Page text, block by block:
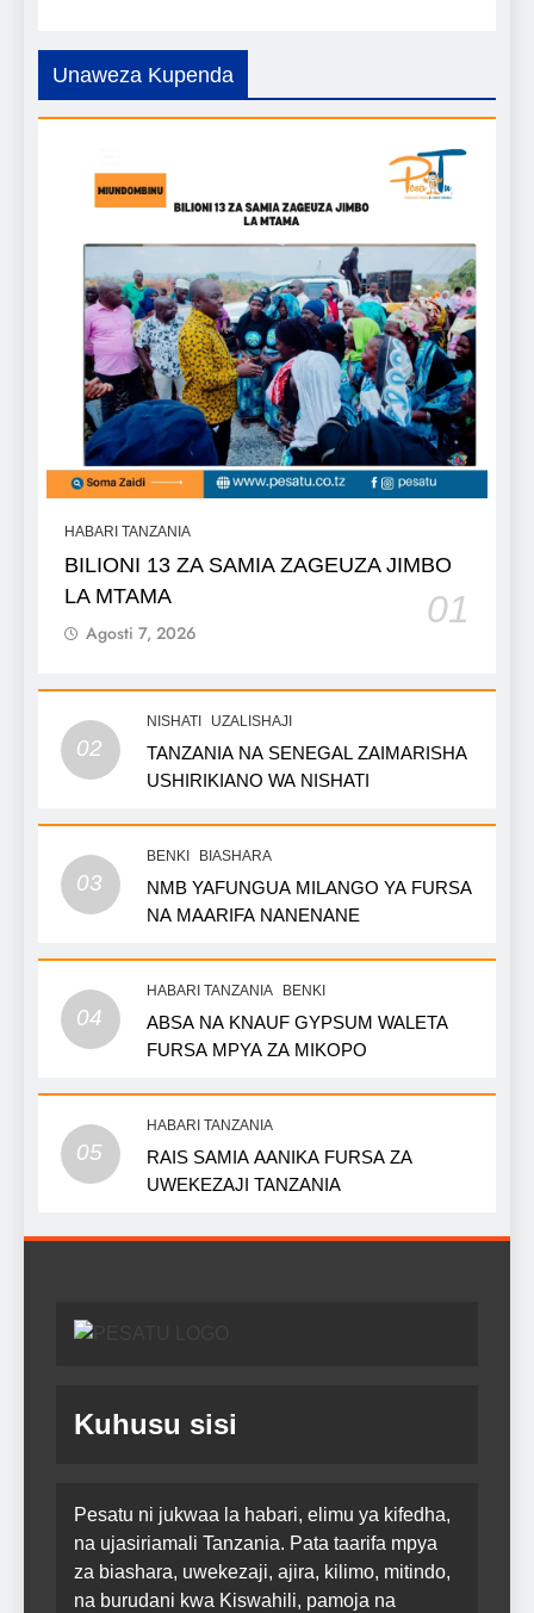
Unaweza Kupenda
HABARI TANZANIA
BILIONI 13 ZA SAMIA ZAGEUZA JIMBO
LA MTAMA
01
Agosti 7, 2026
02
NISHATI UZALISHAJI
TANZANIA NA SENEGAL ZAIMARISHA
USHIRIKIANO WA NISHATI
03
BENKI BIASHARA
NMB YAFUNGUA MILANGO YA FURSA
NA MAARIFA NANENANE
04
HABARI TANZANIA BENKI
ABSA NA KNAUF GYPSUM WALETA
FURSA MPYA ZA MIKOPO
05
HABARI TANZANIA
RAIS SAMIA AANIKA FURSA ZA
UWEKEZAJI TANZANIA
Kuhusu sisi
Pesatu ni jukwaa la habari, elimu ya kifedha,
na ujasiriamali Tanzania. Pata taarifa mpya
za biashara, uwekezaji, ajira, kilimo, mitindo,
na burudani kwa Kiswahili, pamoja na